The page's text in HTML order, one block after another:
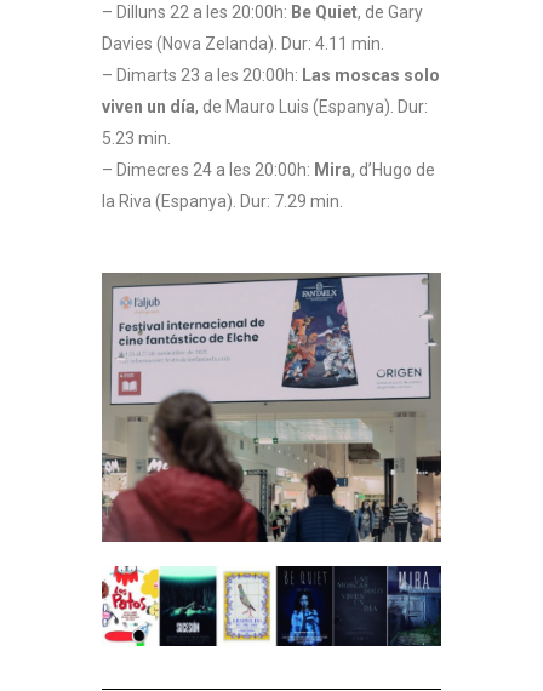
– Dilluns 22 a les 20:00h: Be Quiet, de Gary
Davies (Nova Zelanda). Dur: 4.11 min.
– Dimarts 23 a les 20:00h: Las moscas solo
viven un día, de Mauro Luis (Espanya). Dur:
5.23 min.
– Dimecres 24 a les 20:00h: Mira, d’Hugo de
la Riva (Espanya). Dur: 7.29 min.